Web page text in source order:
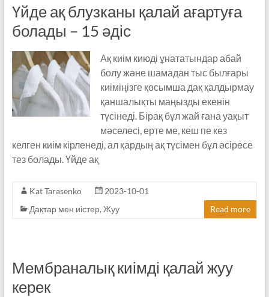
Үйде ақ блузканы қалай ағартуға
болады – 15 әдіс
Ақ киім киюді ұнататындар абай
болу және шамадан тыс былғары
киіміңізге қосымша дақ қалдырмау
қаншалықты маңызды екенін
түсінеді. Бірақ бұл жай ғана уақыт
мәселесі, ерте ме, кеш пе кез
келген киім кірленеді, ал қардың ақ түсімен бұл әсіресе
тез болады. Үйде ақ
Kat Tarasenko
2023-10-01
Дақтар мен иістер, Жуу Read more
Мембраналық киімді қалай жуу
керек